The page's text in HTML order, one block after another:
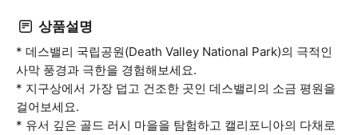
상품설명
* 데스밸리 국립공원(Death Valley National Park)의 극적인
사막 풍경과 극한을 경험해보세요.
* 지구상에서 가장 덥고 건조한 곳인 데스밸리의 소금 평원을
걸어보세요.
* 유서 깊은 골드 러시 마을을 탐험하고 캘리포니아의 다채로